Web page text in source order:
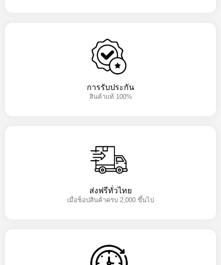
การรับประกัน
สินค้าแท้ 100%
ส่งฟรีทั่วไทย
เมื่อช็อปสินค้าครบ 2,000 ขึ้นไป